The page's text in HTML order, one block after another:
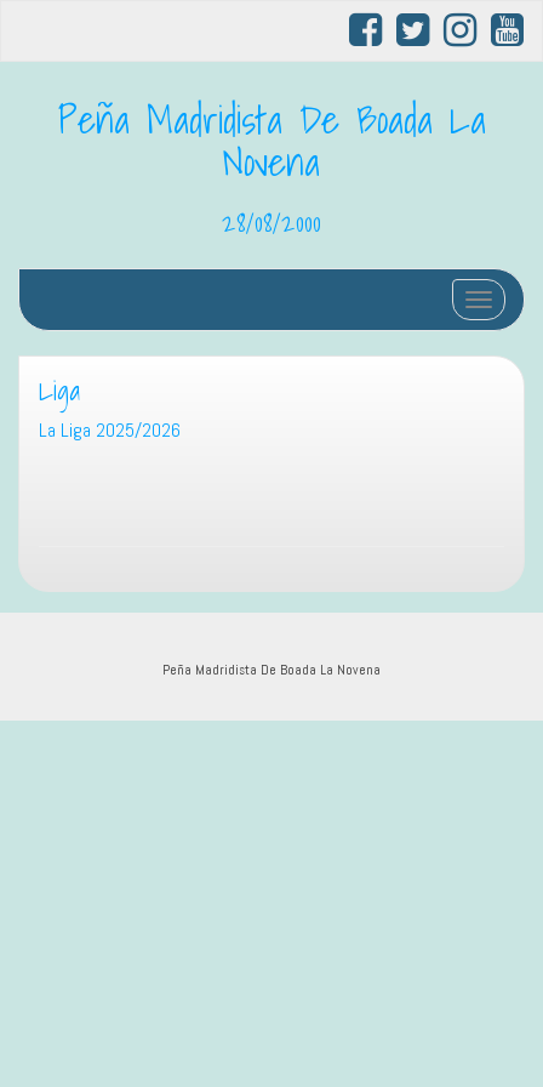
Peña Madridista De Boada La
Novena
28/08/2000
Cambiar
Liga
La Liga 2025/2026
Peña Madridista De Boada La Novena